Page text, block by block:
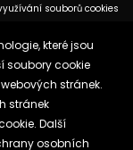
souborů cookies
článků mohou
analýzy nebo datu,
údaje.
které jsou
soubory cookie
stránek.
stránek
Další
osobních